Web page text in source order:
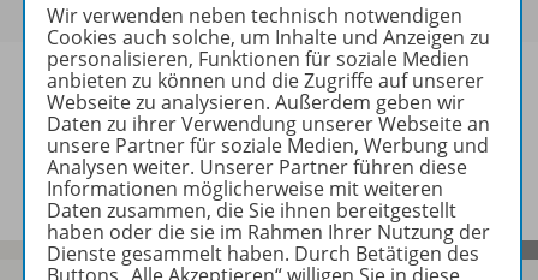
Informationen
Wir verwenden neben technisch notwendigen
Cookies auch solche, um Inhalte und Anzeigen zu
personalisieren, Funktionen für soziale Medien
anbieten zu können und die Zugriffe auf unserer
Webseite zu analysieren. Außerdem geben wir
Daten zu ihrer Verwendung unserer Webseite an
unsere Partner für soziale Medien, Werbung und
Analysen weiter. Unserer Partner führen diese
Informationen möglicherweise mit weiteren
Daten zusammen, die Sie ihnen bereitgestellt
haben oder die sie im Rahmen Ihrer Nutzung der
Dienste gesammelt haben. Durch Betätigen des
Buttons „Alle Akzeptieren“ willigen Sie in diese